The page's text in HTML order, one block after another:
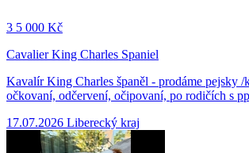
3 5 000 Kč
Cavalier King Charles Spaniel
Kavalír King Charles španěl - prodáme pejsky /
očkovaní, odčervení, očipovaní, po rodičích s
17.07.2026 Liberecký kraj